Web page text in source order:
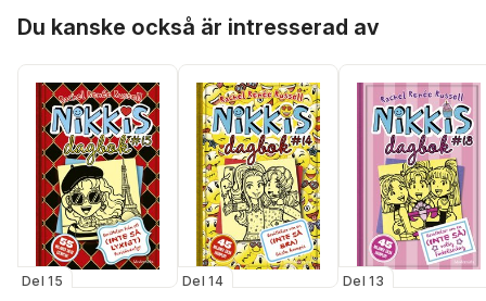
Du kanske också är intresserad av
Del 15 Del 14 Del 13